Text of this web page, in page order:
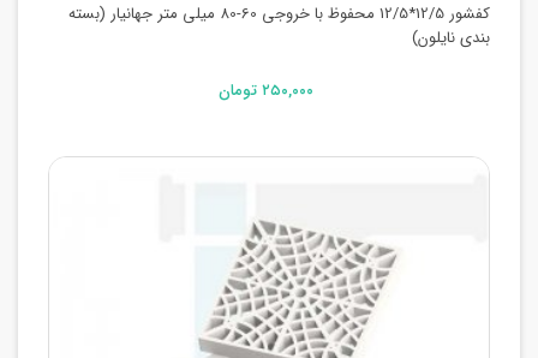
کفشور 12/5*12/5 محفوظ با خروجی 60-80 میلی متر جهانیار (بسته
بندی نایلون)
۲۵۰,۰۰۰ تومان